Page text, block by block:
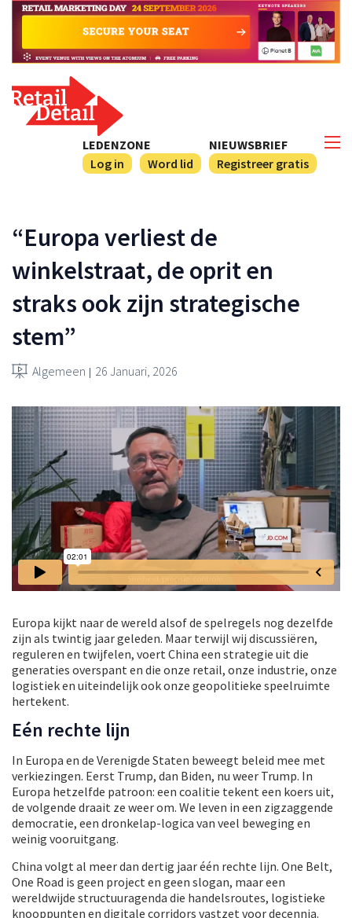
NIEUWSBRIEF
Registreer gratis
LEDENZONE
Log in
Word lid
“Europa verliest de
winkelstraat, de oprit en
straks ook zijn strategische
stem”
Algemeen 26 Januari, 2026
Europa kijkt naar de wereld alsof de spelregels nog dezelfde
zijn als twintig jaar geleden. Maar terwijl wij discussiëren,
reguleren en twijfelen, voert China een strategie uit die
generaties overspant en die onze retail, onze industrie, onze
logistiek en uiteindelijk ook onze geopolitieke speelruimte
hertekent.
Eén rechte lijn
In Europa en de Verenigde Staten beweegt beleid mee met
verkiezingen. Eerst Trump, dan Biden, nu weer Trump. In
Europa hetzelfde patroon: een coalitie tekent een koers uit,
de volgende draait ze weer om. We leven in een zigzaggende
democratie, een dronkelap-logica van veel beweging en
weinig vooruitgang.
China volgt al meer dan dertig jaar één rechte lijn. One Belt,
One Road is geen project en geen slogan, maar een
wereldwijde structuuragenda die handelsroutes, logistieke
knooppunten en digitale corridors vastzet voor decennia.